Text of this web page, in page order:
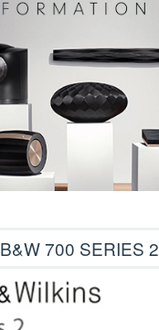
B&W 700 SERIES 2